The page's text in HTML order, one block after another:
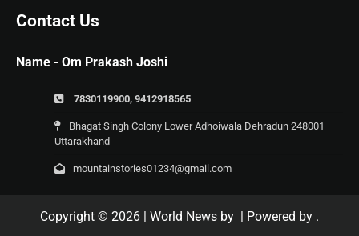
Contact Us
Name - Om Prakash Joshi
7830119900, 9412918565
Bhagat Singh Colony Lower Adhoiwala Dehradun 248001
Uttarakhand
mountainstories01234@gmail.com
Copyright © 2026 | World News by | Powered by .